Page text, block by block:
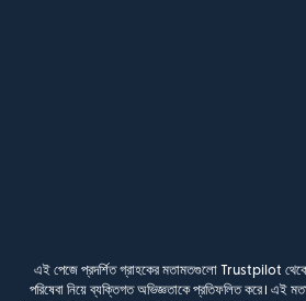
এই পেজে প্রদর্শিত গ্রাহকের মতামতগুলো Trustpilot
পরিষেবা নিয়ে ব্যক্তিগত অভিজ্ঞতাকে প্রতিফলিত করে। এই